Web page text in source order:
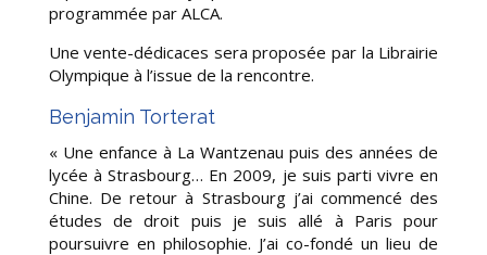
programmée par ALCA.
Une vente-dédicaces sera proposée par la Librairie
Olympique à l’issue de la rencontre.
Benjamin Torterat
« Une enfance à La Wantzenau puis des années de
lycée à Strasbourg… En 2009, je suis parti vivre en
Chine. De retour à Strasbourg j’ai commencé des
études de droit puis je suis allé à Paris pour
poursuivre en philosophie. J’ai co-fondé un lieu de